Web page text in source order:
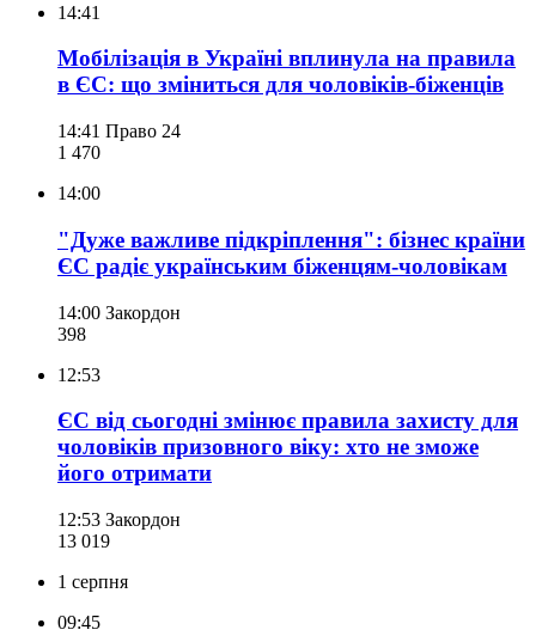
14:41
Мобілізація в Україні вплинула на правила
в ЄС: що зміниться для чоловіків-біженців
14:41 Право 24
1 470
14:00
"Дуже важливе підкріплення": бізнес країни
ЄС радіє українським біженцям-чоловікам
14:00 Закордон
398
12:53
ЄС від сьогодні змінює правила захисту для
чоловіків призовного віку: хто не зможе
його отримати
12:53 Закордон
13 019
1 серпня
09:45